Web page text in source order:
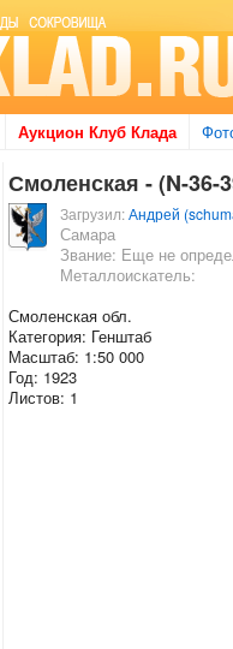
Аукцион Клуб Клада
Смоленская - (N-36-
Загрузил:Андрей
Самара
Звание: Еще не
Металлоискатель:
Смоленская обл.
Категория: Генштаб
Масштаб: 1:50 000
Год: 1923
Листов: 1